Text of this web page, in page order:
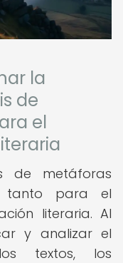
la
de
el
de metáforas
tanto para el
literaria. Al
y analizar el
textos, los